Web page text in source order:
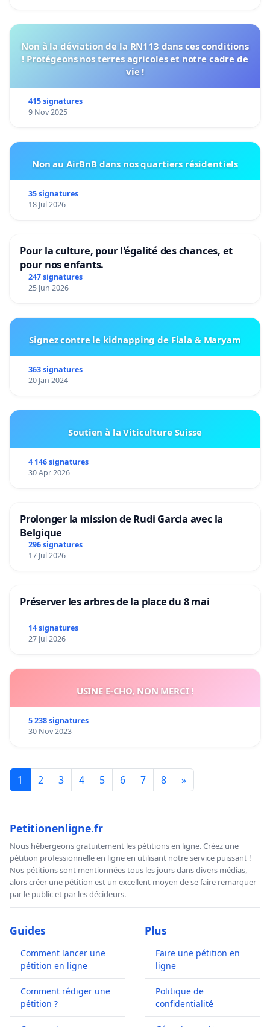
Non à la déviation de la RN113 dans ces conditions
! Protégeons nos terres agricoles et notre cadre de
vie !
415 signatures
9 Nov 2025
Non au AirBnB dans nos quartiers résidentiels
35 signatures
18 Jul 2026
Pour la culture, pour l'égalité des chances, et
pour nos enfants.
247 signatures
25 Jun 2026
Signez contre le kidnapping de Fiala & Maryam
363 signatures
20 Jan 2024
Soutien à la Viticulture Suisse
4 146 signatures
30 Apr 2026
Prolonger la mission de Rudi Garcia avec la
Belgique
296 signatures
17 Jul 2026
Préserver les arbres de la place du 8 mai
14 signatures
27 Jul 2026
USINE E-CHO, NON MERCI !
5 238 signatures
30 Nov 2023
1 2 3 4 5 6 7 8 »
Petitionenligne.fr
Nous hébergeons gratuitement les pétitions en ligne. Créez une
pétition professionnelle en ligne en utilisant notre service puissant !
Nos pétitions sont mentionnées tous les jours dans divers médias,
alors créer une pétition est un excellent moyen de se faire remarquer
par le public et par les décideurs.
Guides
Comment lancer une
pétition en ligne
Comment rédiger une
pétition ?
Plus
Faire une pétition en
ligne
Politique de
confidentialité